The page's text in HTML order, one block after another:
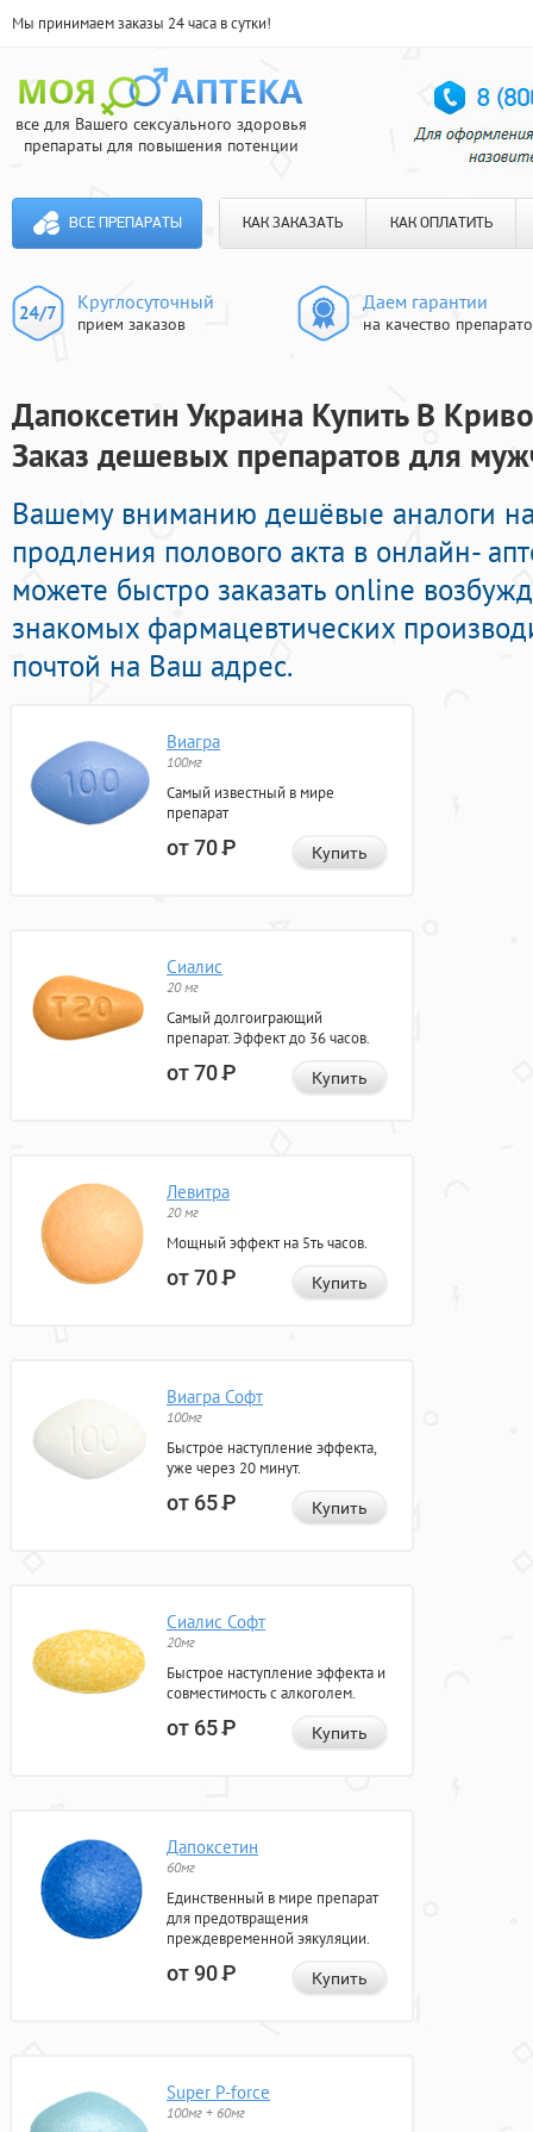
Мы принимаем заказы 24 часа в сутки!
все для Вашего сексуального здоровья
препараты для повышения потенции
ВСЕ ПРЕПАРАТЫ КАК ЗАКАЗАТЬ КАК ОПЛАТИТЬ
Круглосуточный
прием заказов
Даем гарантии
на качество
Дапоксетин Украина Купить В
Заказ дешевых препаратов для
Вашему вниманию дешёвые аналоги
продления полового акта в онлайн-
можете быстро заказать online
знакомых фармацевтических
почтой на Ваш адрес.
Виагра
100мг
Самый известный в мире
препарат
от 70Р Купить
Сиалис
20 мг
Самый долгоиграющий
препарат. Эффект до 36 часов.
от 70Р Купить
Левитра
20 мг
Мощный эффект на 5ть часов.
от 70Р Купить
Виагра Софт
100мг
Быстрое наступление эффекта,
уже через 20 минут.
от 65Р Купить
Сиалис Софт
20мг
Быстрое наступление эффекта и
совместимость с алкоголем.
от 65Р Купить
Дапоксетин
60мг
Единственный в мире препарат
для предотвращения
преждевременной эякуляции.
от 90Р Купить
Super P-force
100мг + 60мг